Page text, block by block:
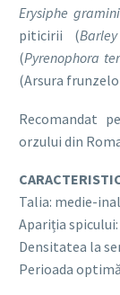
Erysiphe
piticirii (
(Pyrenophora
(Arsura
Recomandat
orzului din
Talia: medie-
Apariția
Densitatea la
Perioada